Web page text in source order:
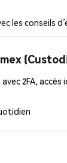
les conseils
2FA, accès